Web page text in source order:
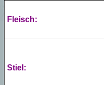
Fleisch:
Stiel: